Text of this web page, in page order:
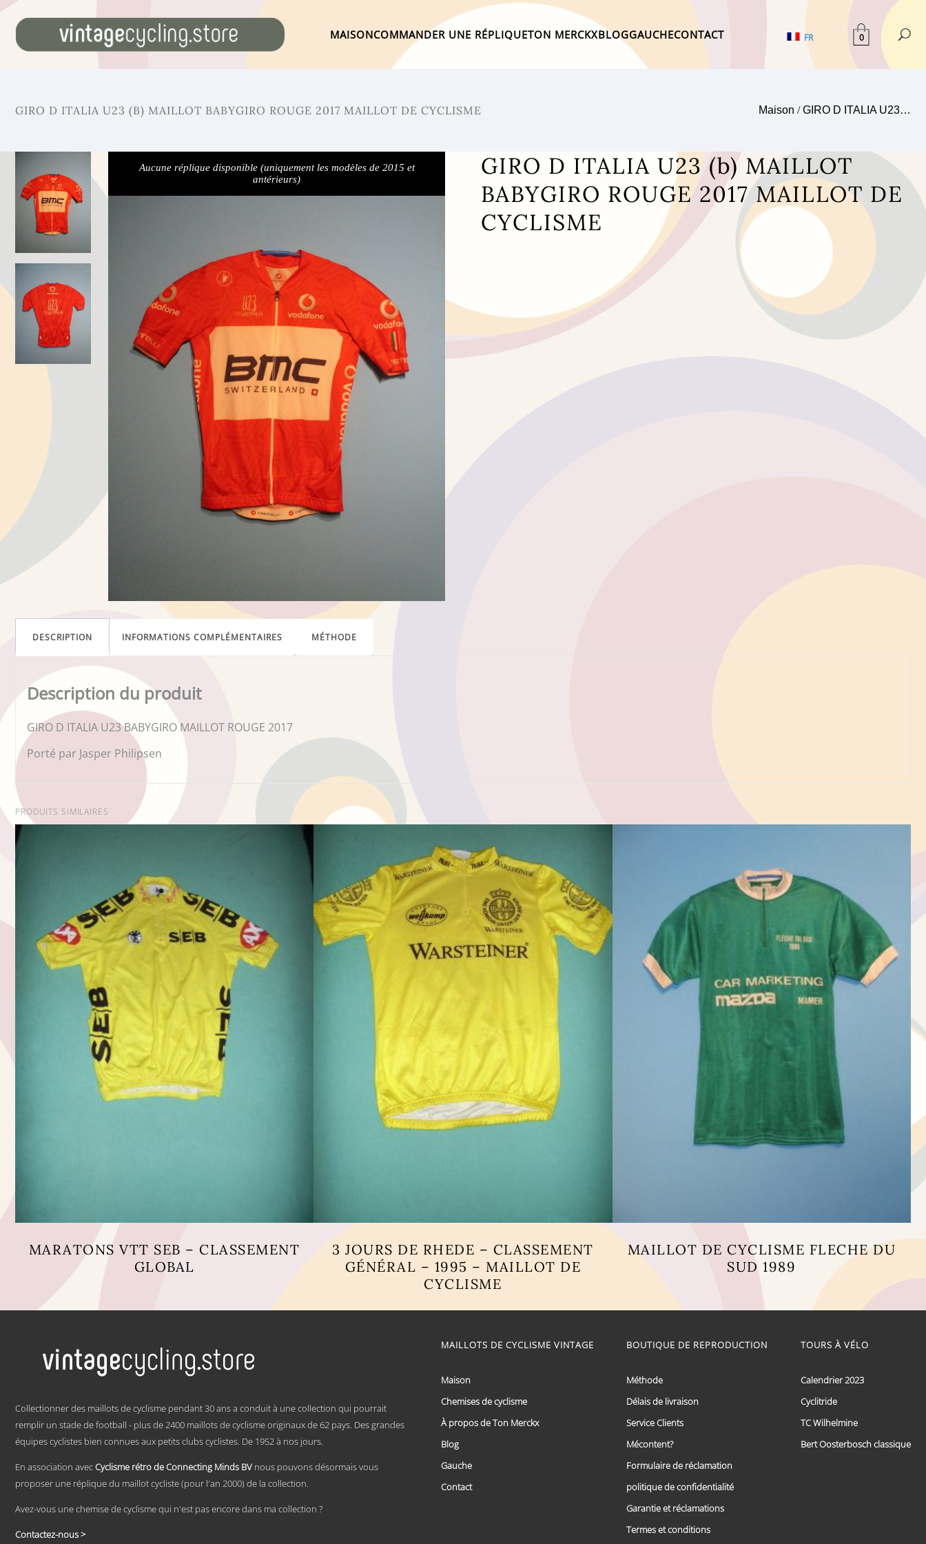
MAISONCOMMANDER UNE RÉPLIQUETON MERCKXBLOGGAUCHECONTACT FR 0
GIRO D ITALIA U23 (B) MAILLOT BABYGIRO ROUGE 2017 MAILLOT DE CYCLISME Maison /GIRO D ITALIA U23…
Aucune réplique disponible (uniquement les modèles de 2015 et
antérieurs)
GIRO D ITALIA U23 (b) MAILLOT
BABYGIRO ROUGE 2017 MAILLOT DE
CYCLISME
DESCRIPTION INFORMATIONS COMPLÉMENTAIRES MÉTHODE
Description du produit
GIRO D ITALIA U23 BABYGIRO MAILLOT ROUGE 2017
Porté par Jasper Philipsen
PRODUITS SIMILAIRES
MARATONS VTT SEB – CLASSEMENT
GLOBAL
a
Les
options
peuvent
sur
la
page
du
produit
3 JOURS DE RHEDE – CLASSEMENT
GÉNÉRAL – 1995 – MAILLOT DE
CYCLISME
plusieurs
options
être
choisies
sur
du
MAILLOT DE CYCLISME FLECHE DU
SUD 1989
a
Les
Collectionner des maillots de cyclisme pendant 30 ans a conduit à une collection qui pourrait
remplir un stade de football - plus de 2400 maillots de cyclisme originaux de 62 pays. Des grandes
équipes cyclistes bien connues aux petits clubs cyclistes. De 1952 à nos jours.
En association avecCyclisme rétro de Connecting Minds BV nous pouvons désormais vous
proposer une réplique du maillot cycliste (pour l'an 2000) de la collection.
Avez-vous une chemise de cyclisme qui n'est pas encore dans ma collection ?
Contactez-nous >
MAILLOTS DE CYCLISME VINTAGE
Maison
Chemises de cyclisme
À propos de Ton Merckx
Blog
Gauche
Contact
BOUTIQUE DE REPRODUCTION
Méthode
Délais de livraison
Service Clients
Mécontent?
Formulaire de réclamation
politique de confidentialité
Garantie et réclamations
Termes et conditions
TOURS À VÉLO
Calendrier 2023
Cyclitride
TC Wilhelmine
Bert Oosterbosch classique